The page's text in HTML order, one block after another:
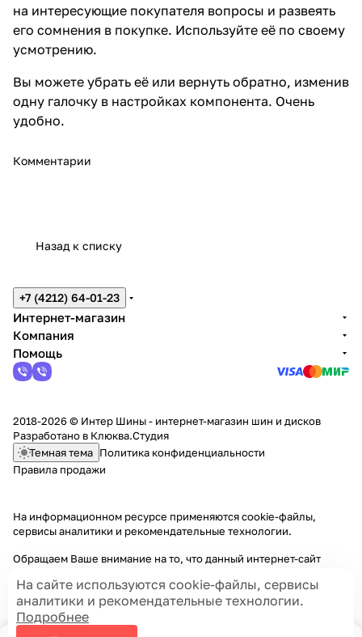
на интересующие покупателя вопросы и развеять
его сомнения в покупке. Используйте её по своему
усмотрению.
Вы можете убрать её или вернуть обратно, изменив
одну галочку в настройках компонента. Очень
удобно.
Комментарии
Назад к списку
+7 (4212) 64-01-23
Интернет-магазин
Компания
Помощь
2018-2026 © Интер Шины - интернет-магазин шин и дисков
Разработано в Клюква.Студия
Темная тема Политика конфиденциальности
Правила продажи
На информационном ресурсе применяютсяcookie-файлы,
сервисы аналитики и рекомендательные технологии.
Обращаем Ваше внимание на то, что данный интернет-сайт
условиях информационные материалы и цены, размещенные на
сайте, не являются публичной офертой, определяемой
положениями Статей 435 и 437 Гражданского кодекса РФ.
На сайте используются cookie-файлы, сервисы
аналитики и рекомендательные технологии.
Подробнее